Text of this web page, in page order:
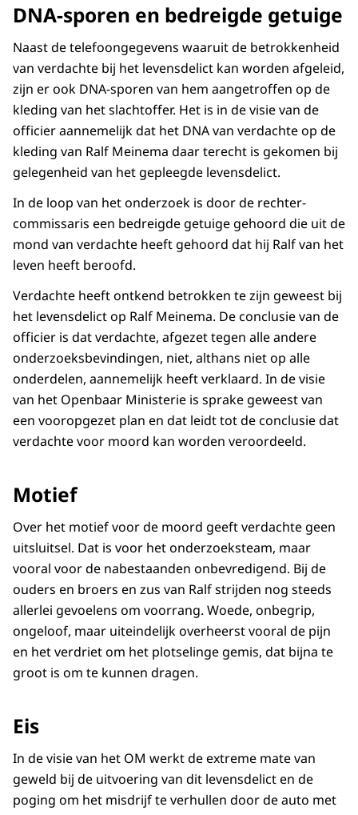
DNA-sporen en bedreigde getuige
Naast de telefoongegevens waaruit de betrokkenheid
van verdachte bij het levensdelict kan worden afgeleid,
zijn er ook DNA-sporen van hem aangetroffen op de
kleding van het slachtoffer. Het is in de visie van de
officier aannemelijk dat het DNA van verdachte op de
kleding van Ralf Meinema daar terecht is gekomen bij
gelegenheid van het gepleegde levensdelict.
In de loop van het onderzoek is door de rechter-
commissaris een bedreigde getuige gehoord die uit de
mond van verdachte heeft gehoord dat hij Ralf van het
leven heeft beroofd.
Verdachte heeft ontkend betrokken te zijn geweest bij
het levensdelict op Ralf Meinema. De conclusie van de
officier is dat verdachte, afgezet tegen alle andere
onderzoeksbevindingen, niet, althans niet op alle
onderdelen, aannemelijk heeft verklaard. In de visie
van het Openbaar Ministerie is sprake geweest van
een vooropgezet plan en dat leidt tot de conclusie dat
verdachte voor moord kan worden veroordeeld.
Motief
Over het motief voor de moord geeft verdachte geen
uitsluitsel. Dat is voor het onderzoeksteam, maar
vooral voor de nabestaanden onbevredigend. Bij de
ouders en broers en zus van Ralf strijden nog steeds
allerlei gevoelens om voorrang. Woede, onbegrip,
ongeloof, maar uiteindelijk overheerst vooral de pijn
en het verdriet om het plotselinge gemis, dat bijna te
groot is om te kunnen dragen.
Eis
In de visie van het OM werkt de extreme mate van
geweld bij de uitvoering van dit levensdelict en de
poging om het misdrijf te verhullen door de auto met